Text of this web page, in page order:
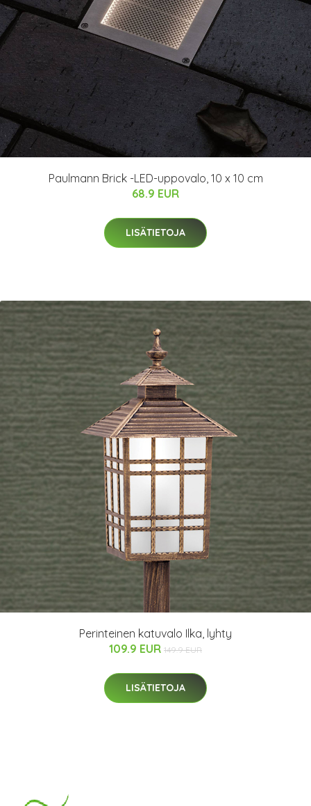
Paulmann Brick -LED-uppovalo, 10 x 10 cm
68.9 EUR
LISÄTIETOJA
Perinteinen katuvalo Ilka, lyhty
109.9 EUR 149.9 EUR
LISÄTIETOJA